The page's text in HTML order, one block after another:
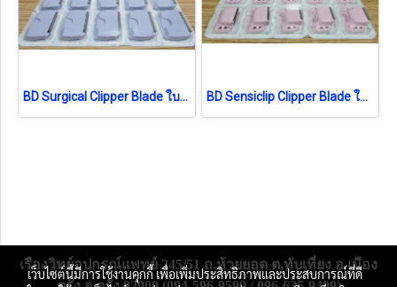
BD Surgical Clipper Blade ใบมีด (4406) (1 ชิ้น) (exp 04-2026) BD Sensiclip Clipper Blade ใบมีดอ่อนโยน (4430A) (1ชิ้น) (exp 05-2025)
เรืองวิทย์อุปกรณ์แพทย์ 245/51 ถ.ห้วยยอด ต.ทับเที่ยง อ.เมือง
เว็บไซต์นี้มีการใช้งานคุกกี้ เพื่อเพิ่มประสิทธิภาพและประสบการณ์ที่ดี